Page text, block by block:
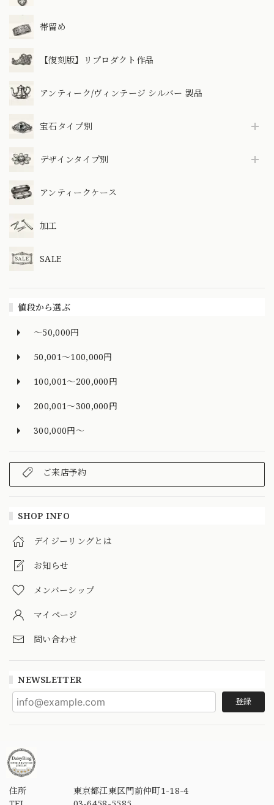
帯留め
【復刻版】リプロダクト作品
アンティーク/ヴィンテージ シルバー 製品
宝石タイプ別
デザインタイプ別
アンティークケース
加工
SALE
値段から選ぶ
～50,000円
50,001～100,000円
100,001～200,000円
200,001～300,000円
300,000円～
ご来店予約
SHOP INFO
デイジーリングとは
お知らせ
メンバーシップ
マイページ
問い合わせ
NEWSLETTER
登録
住所
東京都江東区門前仲町1-18-4